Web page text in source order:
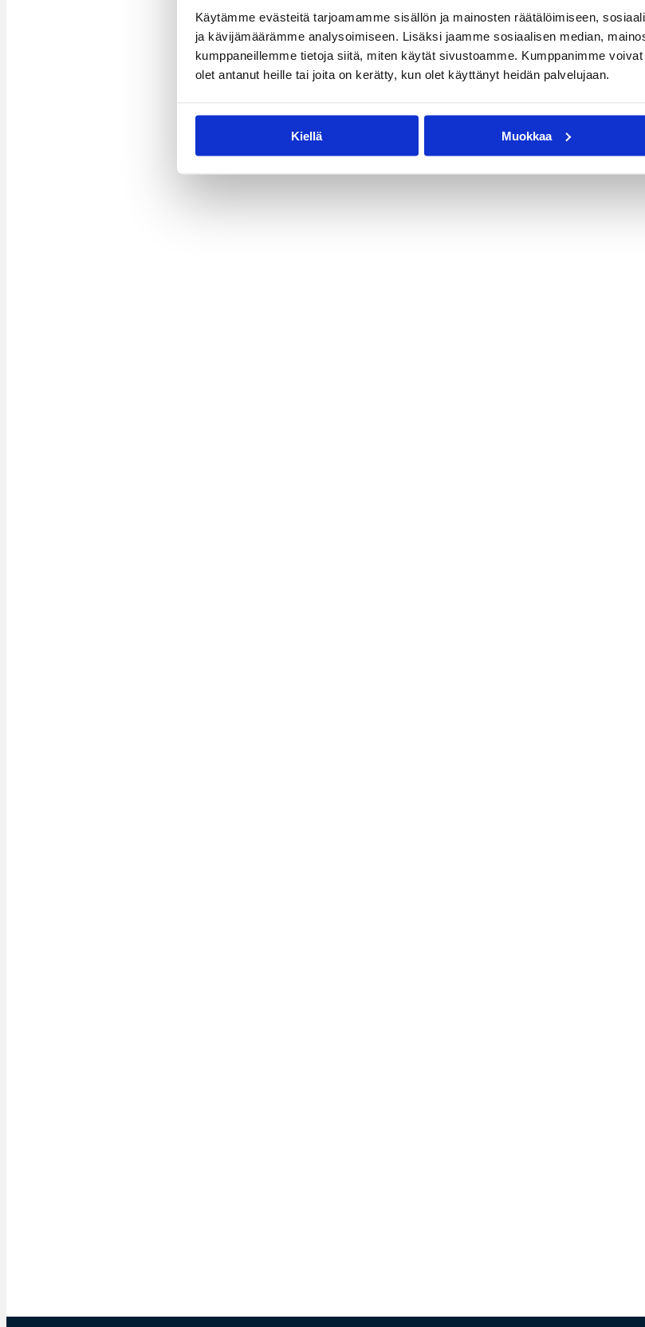
Käytämme evästeitä tarjoamamme sisällön ja mainosten räätälöimiseen,
ja kävijämäärämme analysoimiseen. Lisäksi jaamme sosiaalisen median,
kumppaneillemme tietoja siitä, miten käytät sivustoamme. Kumppanimme
olet antanut heille tai joita on kerätty, kun olet käyttänyt heidän palvelujaan.
Kiellä Muokkaa